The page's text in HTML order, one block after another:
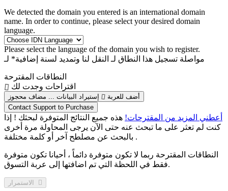
We detected the domain you entered is an international domain
name. In order to continue, please select your desired domain
language.
Please select the language of the domain you wish to register.
مواصلة تسجيل هذا النطاق لـ النقل لنا وتمديد لسنة إضافية* لـ
النطاقات المقترحة
اقتراحات وجدت لك
أضف للعربة إستيراد البيانات ... مضاف محجوز
Contact Support to Purchase
أعطني المزيد من المقترحات! هذه جميع النتائج المتوفرة لبحثك ! إذا
كنت لم تعثر على ما تبحث عنه حتى الآن يرجى المحاولة مرة أخرى
بالبحث عن مصلطح آخر أو كلمة مختلفة .
النطاقات المقترحة ربما لا تكون متوفرة دائماً ، أحيانا تكون متوفرة
فقط في اللحظة التي تم اضافتها إلى عربة التسوق.